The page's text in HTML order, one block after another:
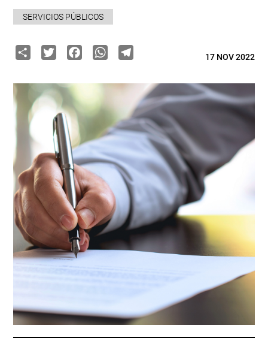
SERVICIOS PÚBLICOS
ShareTwitterFacebook
WhatsApp
Telegram17 NOV 2022